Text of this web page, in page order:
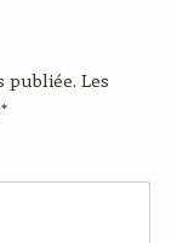
publiée. Les
*